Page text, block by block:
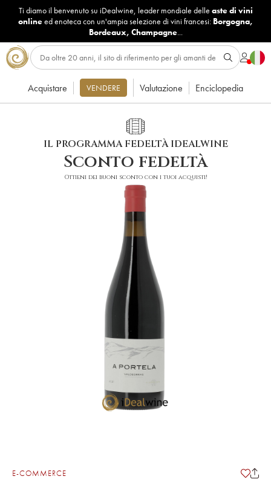
Ti diamo il benvenuto su iDealwine, leader mondiale delle aste di vini
onlineed enoteca con un'ampia selezione di vini francesi: Borgogna,
Bordeaux, Champagne...
Acquistare VENDERE Valutazione Enciclopedia
IL PROGRAMMA FEDELTÀ IDEALWINE
Sconto fedeltà
Ottieni dei buoni sconto con i tuoi acquisti!
E-COMMERCE